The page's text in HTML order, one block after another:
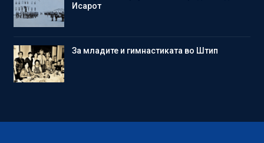
Исарот
Зa младите и гимнастиката во Штип